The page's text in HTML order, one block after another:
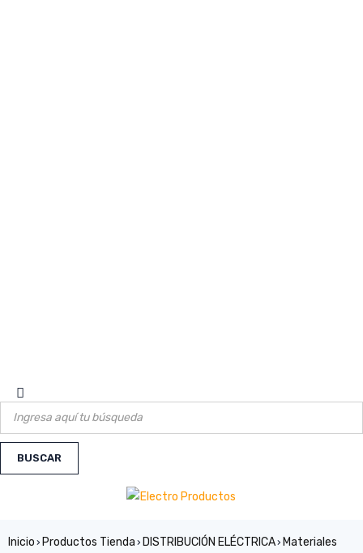
Inicio › Productos Tienda › DISTRIBUCIÓN ELÉCTRICA› Materiales